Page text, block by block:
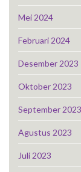
Mei 2024
Februari 2024
Desember 2023
Oktober 2023
September 2023
Agustus 2023
Juli 2023